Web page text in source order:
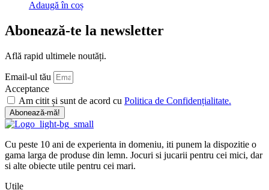
Adaugă în coș
Abonează-te la newsletter
Află rapid ultimele noutăți.
Email-ul tău
Acceptance
Am citit și sunt de acord cu Politica de Confidențialitate.
Abonează-mă!
Cu peste 10 ani de experienta in domeniu, iti punem la dispozitie o
gama larga de produse din lemn. Jocuri si jucarii pentru cei mici, dar
si alte obiecte utile pentru cei mari.
Utile